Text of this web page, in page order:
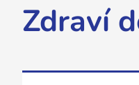
Zdraví